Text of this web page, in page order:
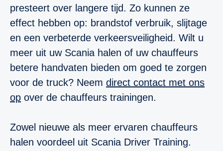
presteert over langere tijd. Zo kunnen ze
effect hebben op: brandstof verbruik, slijtage
en een verbeterde verkeersveiligheid. Wilt u
meer uit uw Scania halen of uw chauffeurs
betere handvaten bieden om goed te zorgen
voor de truck? Neem direct contact met ons
op over de chauffeurs trainingen.
Zowel nieuwe als meer ervaren chauffeurs
halen voordeel uit Scania Driver Training.